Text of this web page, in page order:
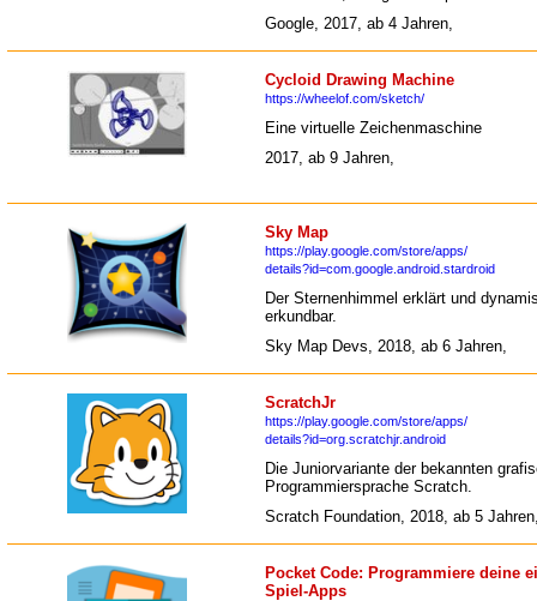
Google, 2017, ab 4 Jahren,
Cycloid Drawing Machine
https://wheelof.com/sketch/
Eine virtuelle Zeichenmaschine
2017, ab 9 Jahren,
Sky Map
https://play.google.com/store/apps/
details?id=com.google.android.stardroid
Der Sternenhimmel erklärt und
erkundbar.
Sky Map Devs, 2018, ab 6 Jahren,
ScratchJr
https://play.google.com/store/apps/
details?id=org.scratchjr.android
Die Juniorvariante der bekannten
Programmiersprache Scratch.
Scratch Foundation, 2018, ab 5
Pocket Code: Programmiere deine
Spiel-Apps